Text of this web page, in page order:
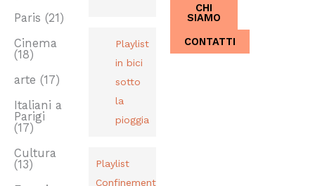
CHI
SIAMO
CONTATTI
Playlist
in bici
sotto
la
pioggia
Playlist
Confinement
Paris(21)
Cinema
(18)
arte(17)
Italiani a
Parigi
(17)
Cultura
(13)